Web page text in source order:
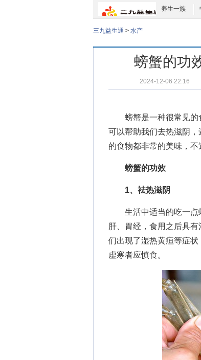
养生一族
三九益生通 > 水产
螃蟹的功
2024-12-06 22:16
螃蟹是一种很常见的
可以帮助我们去热滋阴
的食物都非常的美味，不
螃蟹的功效
1、祛热滋阴
生活中适当的吃一点
肝、胃经，食用之后具
们出现了湿热黄疸等症
虚寒者应慎食。